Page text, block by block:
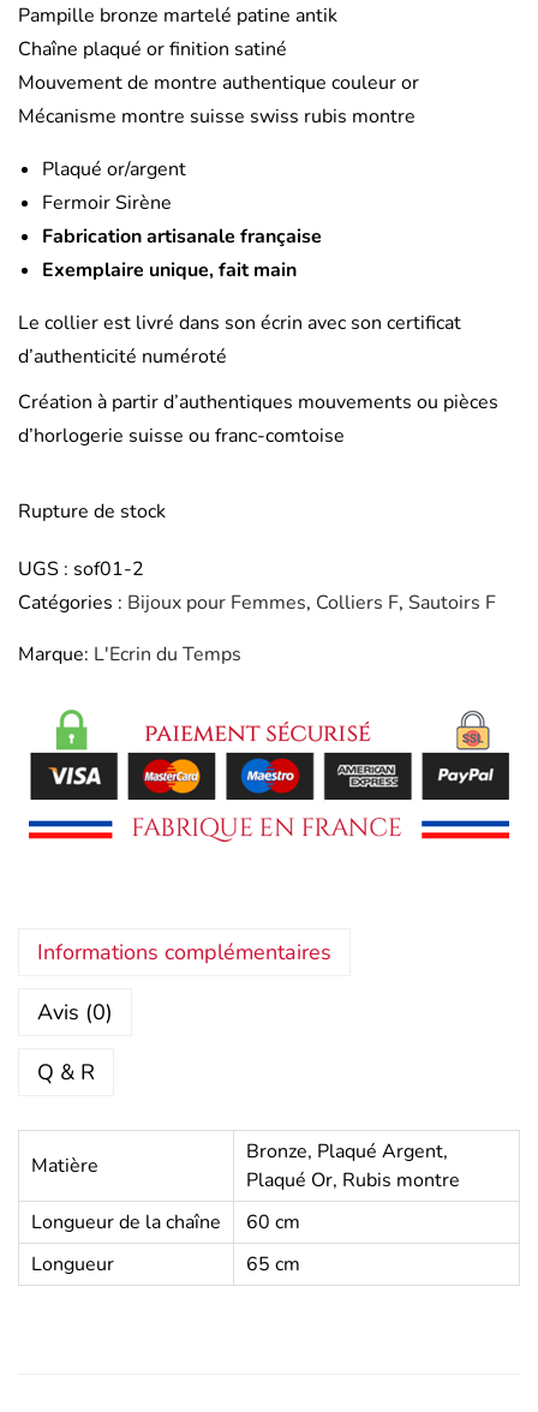
Pampille bronze martelé patine antik
Chaîne plaqué or finition satiné
Mouvement de montre authentique couleur or
Mécanisme montre suisse swiss rubis montre
Plaqué or/argent
Fermoir Sirène
Fabrication artisanale française
Exemplaire unique, fait main
Le collier est livré dans son écrin avec son certificat
d’authenticité numéroté
Création à partir d’authentiques mouvements ou pièces
d’horlogerie suisse ou franc-comtoise
Rupture de stock
UGS : sof01-2
Catégories : Bijoux pour Femmes, Colliers F, Sautoirs F
Marque: L'Ecrin du Temps
Informations complémentaires
Avis (0)
Q & R
Matière
Bronze, Plaqué Argent,
Plaqué Or, Rubis montre
Longueur de la chaîne
60 cm
Longueur
65 cm